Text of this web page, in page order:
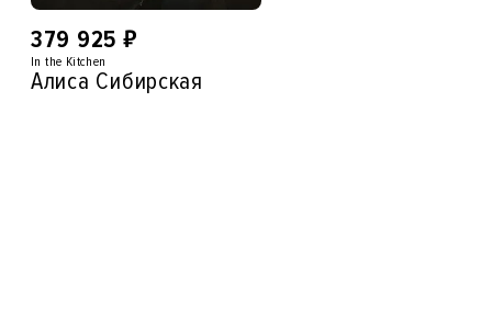
379 925 ₽
In the Kitchen
Алиса Сибирская